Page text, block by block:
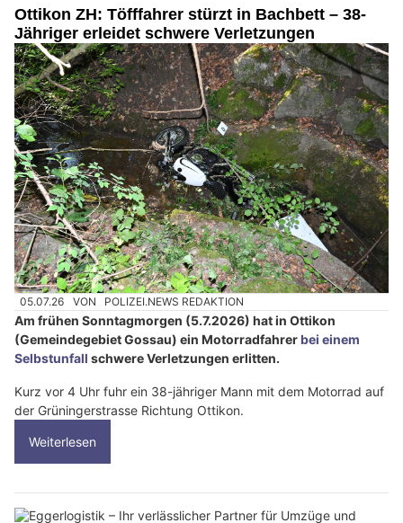
Ottikon ZH: Töfffahrer stürzt in Bachbett – 38-
Jähriger erleidet schwere Verletzungen
05.07.26 VON POLIZEI.NEWS REDAKTION
Am frühen Sonntagmorgen (5.7.2026) hat in Ottikon
(Gemeindegebiet Gossau) ein Motorradfahrer bei einem
Selbstunfall schwere Verletzungen erlitten.
Kurz vor 4 Uhr fuhr ein 38-jähriger Mann mit dem Motorrad auf
der Grüningerstrasse Richtung Ottikon.
Weiterlesen